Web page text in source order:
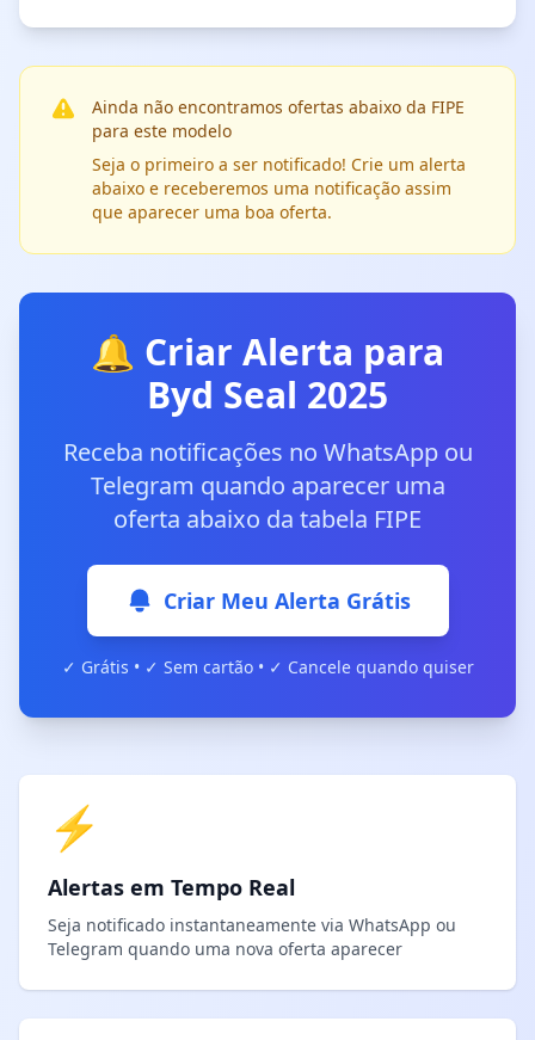
Ainda não encontramos ofertas abaixo da FIPE
para este modelo
Seja o primeiro a ser notificado! Crie um alerta
abaixo e receberemos uma notificação assim
que aparecer uma boa oferta.
🔔 Criar Alerta para
Byd Seal 2025
Receba notificações no WhatsApp ou
Telegram quando aparecer uma
oferta abaixo da tabela FIPE
Criar Meu Alerta Grátis
✓ Grátis • ✓ Sem cartão • ✓ Cancele quando quiser
⚡
Alertas em Tempo Real
Seja notificado instantaneamente via WhatsApp ou
Telegram quando uma nova oferta aparecer